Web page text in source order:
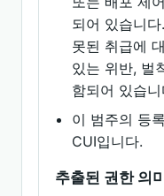
되어 있습니
못된 취급에
있는 위반, 벌
함되어 있습니
이 범주의 등
CUI입니다.
추출된 권한 의미